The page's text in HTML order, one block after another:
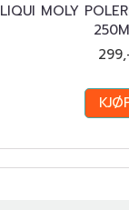
LIQUI MOLY